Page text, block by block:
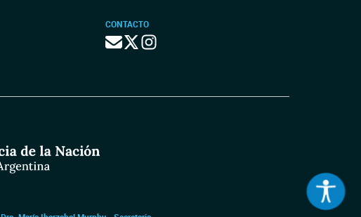
CONTACTO